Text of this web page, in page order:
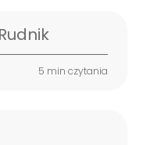
5 min czytania